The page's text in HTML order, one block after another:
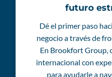
futuro
Dé el primer paso
negocio a través de
En Brookfort Group,
internacional con
para ayudarle a